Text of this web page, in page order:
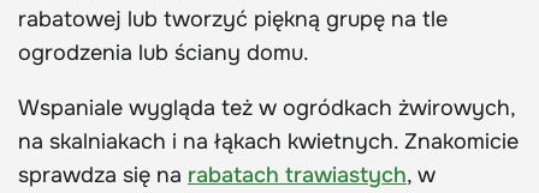
rabatowej lub tworzyć piękną grupę na tle
ogrodzenia lub ściany domu.
Wspaniale wygląda też w ogródkach żwirowych,
na skalniakach i na łąkach kwietnych. Znakomicie
sprawdza się na rabatach trawiastych, w